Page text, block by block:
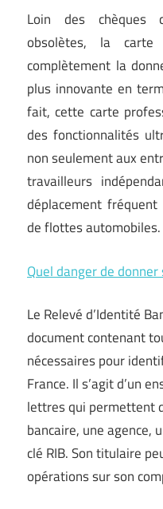
Loin des chèques
obsolètes, la carte
complètement la
plus innovante en
fait, cette carte
des fonctionnalités
non seulement aux
travailleurs
déplacement
de flottes automobiles.
Quel danger de donner
Le Relevé d’Identité
document contenant
nécessaires pour
France. Il s’agit d’un
lettres qui permettent
bancaire, une agence,
clé RIB. Son titulaire
opérations sur son